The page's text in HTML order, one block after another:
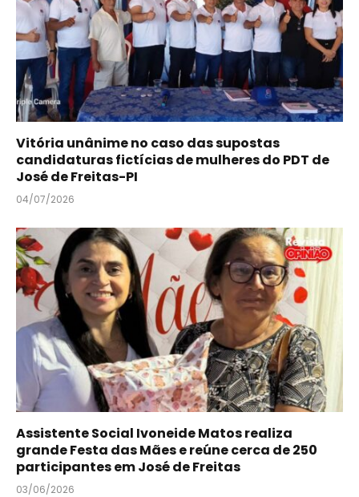
Vitória unânime no caso das supostas
candidaturas fictícias de mulheres do PDT de
José de Freitas-PI
04/07/2026
Assistente Social Ivoneide Matos realiza
grande Festa das Mães e reúne cerca de 250
participantes em José de Freitas
03/06/2026